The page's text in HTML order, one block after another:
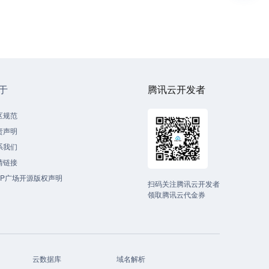
规范
声明
我们
链接
广场开源版权声明
腾讯云开发者
扫码关注腾讯云开发者
领取腾讯云代金券
云数据库 域名解析